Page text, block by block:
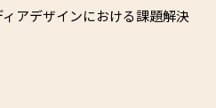
アデザインにおける課題解決